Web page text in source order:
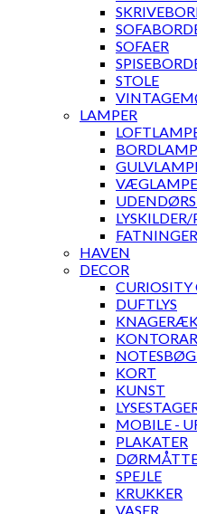
SOFAER
STOLE
LAMPER
FATNINGER
HAVEN
DECOR
CURIOSITY
DUFTLYS
KORT
KUNST
MOBILE -
PLAKATER
SPEJLE
KRUKKER
VASER